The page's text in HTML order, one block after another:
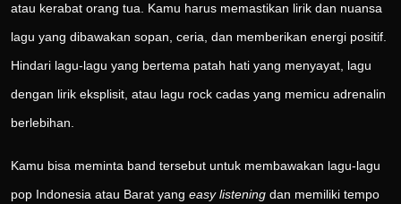
atau kerabat orang tua. Kamu harus memastikan lirik dan nuansa
lagu yang dibawakan sopan, ceria, dan memberikan energi positif.
Hindari lagu-lagu yang bertema patah hati yang menyayat, lagu
dengan lirik eksplisit, atau lagu rock cadas yang memicu adrenalin
berlebihan.
Kamu bisa meminta band tersebut untuk membawakan lagu-lagu
pop Indonesia atau Barat yang easy listening dan memiliki tempo